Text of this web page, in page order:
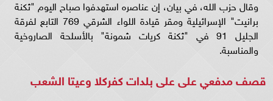
وقال حزب الله، في بيان، إن عناصره استهدفوا صباح اليوم "ثكنة
برانيت" الإسرائيلية و‏مقر ‏قيادة اللواء الشرقي 769 التابع لفرقة
الجليل 91 في "ثكنة كريات شمونة" بالأسلحة الصاروخية
والمناسبة.
قصف مدفعي على على بلدات كفركلا وعيتا الشعب